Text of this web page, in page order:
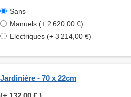
Sans
Manuels (+ 2 620,00 €)
Electriques (+ 3 214,00 €)
Jardinière - 70 x 22cm